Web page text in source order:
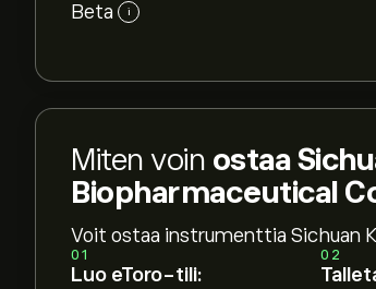
Beta i
Miten voin ostaa
Biopharmaceutical
Voit ostaa instrumenttia Sichuan
01
Luo eToro-tili:
02